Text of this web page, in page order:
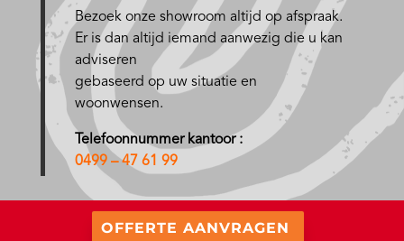
Bezoek onze showroom altijd op afspraak.
Er is dan altijd iemand aanwezig die u kan
adviseren
gebaseerd op uw situatie en
woonwensen.
Telefoonnummer kantoor :
0499 – 47 61 99
OFFERTE AANVRAGEN